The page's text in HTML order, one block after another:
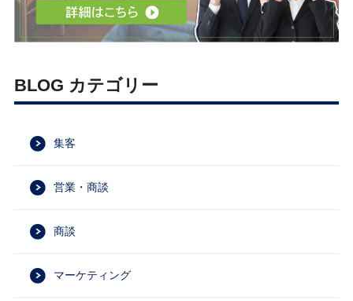
BLOG カテゴリー
集客
営業・商談
商談
マーケティング